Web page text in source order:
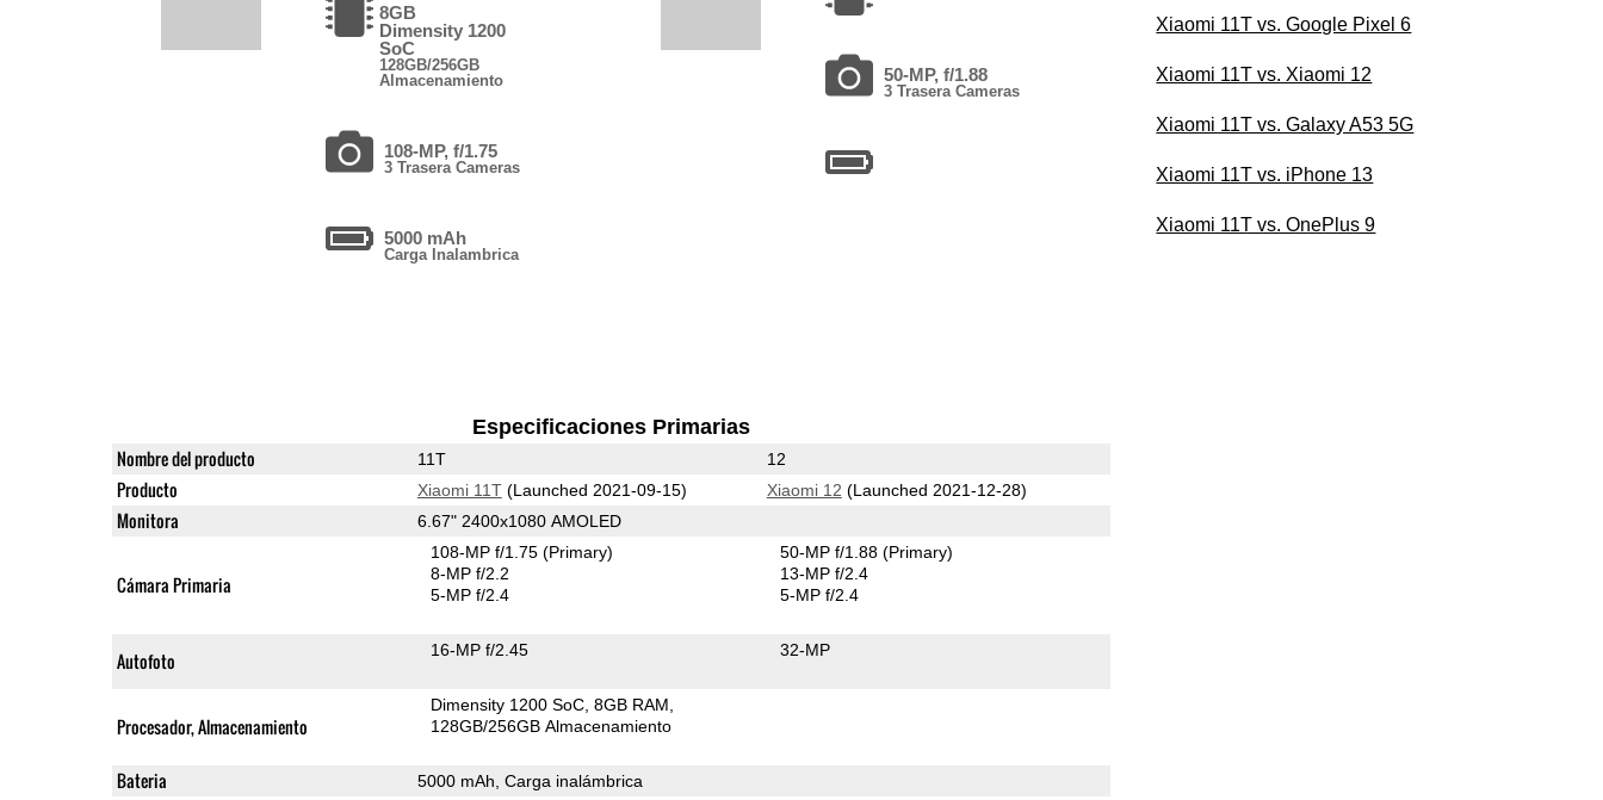
8GB
Dimensity 1200
SoC
128GB/256GB
Almacenamiento
108-MP, f/1.75
3 Trasera Cameras
5000 mAh
Carga Inalambrica
50-MP, f/1.88
3 Trasera Cameras
Especificaciones Primarias
Nombre del producto 11T 12
Producto Xiaomi 11T(Launched 2021-09-15) Xiaomi 12 (Launched 2021-12-28)
Monitora 6.67" 2400x1080 AMOLED
Cámara Primaria
108-MP f/1.75(Primary)
8-MP f/2.2
5-MP f/2.4
50-MP f/1.88(Primary)
13-MP f/2.4
5-MP f/2.4
Autofoto 16-MP f/2.45 32-MP
Procesador, Almacenamiento
Dimensity 1200 SoC 8GB RAM
128GB/256GB Almacenamiento
Bateria 5000 mAh, Carga inalámbrica
Xiaomi 11T vs. Google Pixel 6
Xiaomi 11T vs. Xiaomi 12
Xiaomi 11T vs. Galaxy A53 5G
Xiaomi 11T vs. iPhone 13
Xiaomi 11T vs. OnePlus 9